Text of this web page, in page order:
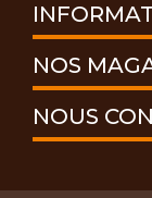
NOS
NOUS